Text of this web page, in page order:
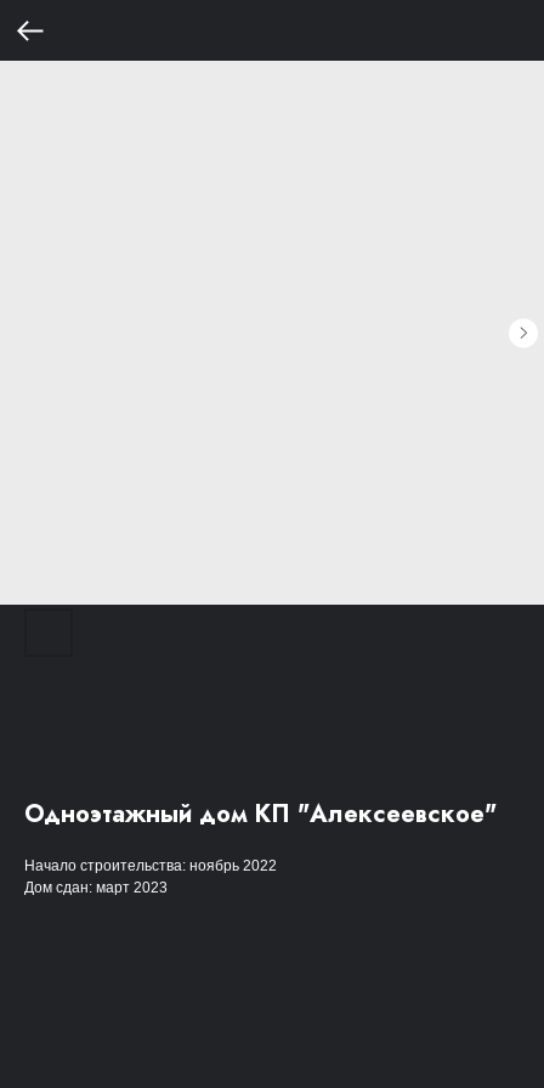
Одноэтажный дом КП "Алексеевское"
Начало строительства: ноябрь 2022
Дом сдан: март 2023